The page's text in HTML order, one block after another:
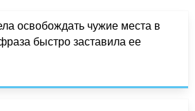
освобождать чужие места в
быстро заставила ее